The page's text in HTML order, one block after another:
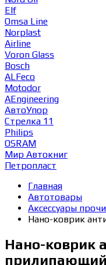
Elf
Omsa Line
Norplast
Airline
Voron Glass
Bosch
ALFeco
Motodor
AEngineering
АвтоУпор
Стрелка 11
Philips
OSRAM
Мир Автокниг
Петропласт
Главная
Автотовары
Аксессуары
Нано-коврик
Нано-коврик
прилипающий